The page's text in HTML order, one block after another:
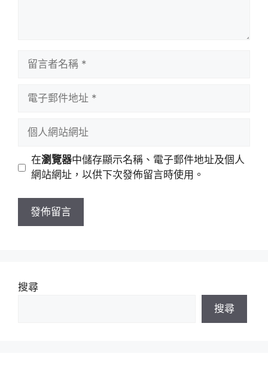
址
站
址
在瀏覽器中儲存顯示名稱、電子郵件地址及個人
網站網址，以供下次發佈留言時使用。
搜尋
搜尋